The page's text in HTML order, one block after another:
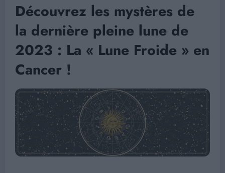
Découvrez les mystères de
la dernière pleine lune de
2023 : La « Lune Froide » en
Cancer !